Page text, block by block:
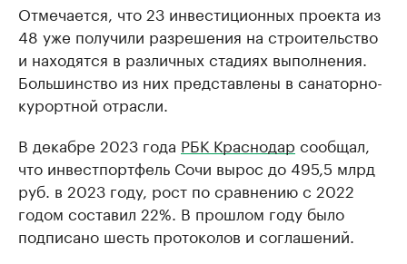
Отмечается, что 23 инвестиционных проекта из
48 уже получили разрешения на строительство
и находятся в различных стадиях выполнения.
Большинство из них представлены в санаторно-
курортной отрасли.
В декабре 2023 года РБК Краснодар сообщал,
что инвестпортфель Сочи вырос до 495,5 млрд
руб. в 2023 году, рост по сравнению с 2022
годом составил 22%. В прошлом году было
подписано шесть протоколов и соглашений.